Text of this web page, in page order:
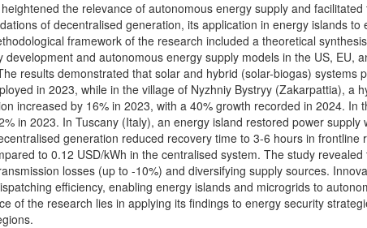
the relevance of autonomous energy supply and
of decentralised generation, its application in energy islands
framework of the research included a theoretical
and autonomous energy supply models in the US, EU,
results demonstrated that solar and hybrid (solar-biogas) systems
in 2023, while in the village of Nyzhniy Bystryy (Zakarpattia), a
increased by 16% in 2023, with a 40% growth recorded in 2024. In
in 2023. In Tuscany (Italy), an energy island restored power
generation reduced recovery time to 3-6 hours in
to 0.12 USD/kWh in the centralised system. The study
losses (up to -10%) and diversifying supply sources.
efficiency, enabling energy islands and microgrids to
of the research lies in applying its findings to energy security